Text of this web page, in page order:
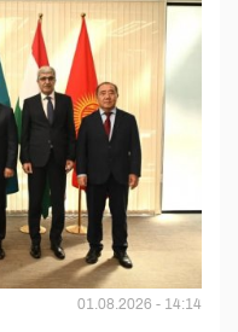
01.08.2026 - 14:14